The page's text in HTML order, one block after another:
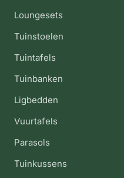
Loungesets
Tuinstoelen
Tuintafels
Tuinbanken
Ligbedden
Vuurtafels
Parasols
Tuinkussens